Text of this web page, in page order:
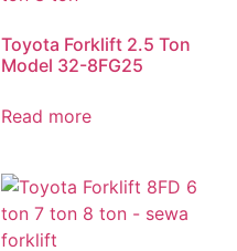
Toyota Forklift 2.5 Ton
Model 32-8FG25
Read more